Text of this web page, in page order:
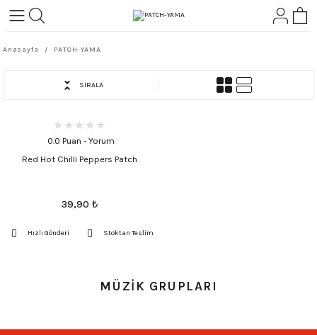
Geri Dön
ROCK
Geri Dön
Anasayfa PATCH-YAMA
SIRALA
0.0 Puan - Yorum
Red Hot Chilli Peppers Patch
39,90 ₺
Hızlı Gönderi Stoktan Teslim
MÜZİK GRUPLARI